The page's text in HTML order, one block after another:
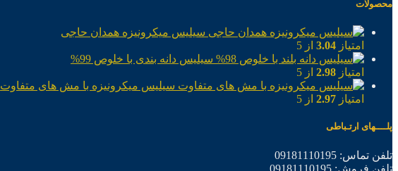
محصولات
سیلیس میکرونیزه همدان حاجی
امتیاز 3.04 از 5
سیلیس دانه بندی با خلوص 99%
امتیاز 2.98 از 5
سیلیس میکرونیزه با مش های متفاوت
امتیاز 2.97 از 5
پلــــهای ارتـباطی
تلفن تماس: 09181110195
تلفن فروش: 09181110195